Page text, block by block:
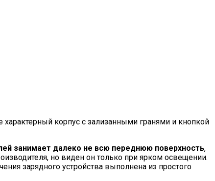
корпус с зализанными гранями и кнопкой
занимает далеко не всю переднюю поверхность,
но виден он только при ярком освещении.
зарядного устройства выполнена из простого